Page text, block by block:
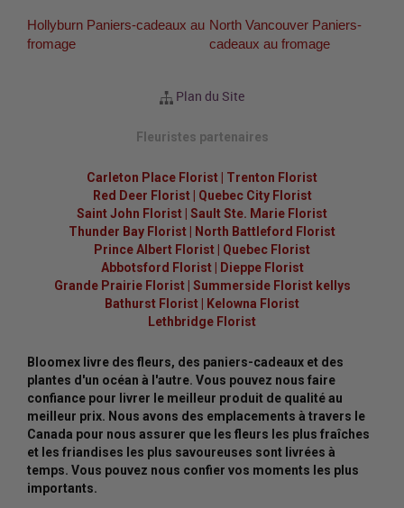
Hollyburn Paniers-cadeaux au
fromage
North Vancouver Paniers-
cadeaux au fromage
Plan du Site
Fleuristes partenaires
Carleton Place Florist
Trenton Florist
Red Deer Florist| Quebec City Florist
Saint John Florist Sault Ste. Marie Florist
Thunder Bay Florist
North Battleford Florist
Prince Albert Florist
Quebec Florist
Abbotsford Florist|
Dieppe Florist
Grande Prairie Florist| Summerside Florist kellys
Bathurst Florist
Kelowna Florist
Lethbridge Florist
Bloomex livre des fleurs, des paniers-cadeaux et des
plantes d'un océan à l'autre. Vous pouvez nous faire
confiance pour livrer le meilleur produit de qualité au
meilleur prix. Nous avons des emplacements à travers le
Canada pour nous assurer que les fleurs les plus fraîches
et les friandises les plus savoureuses sont livrées à
temps. Vous pouvez nous confier vos moments les plus
importants.